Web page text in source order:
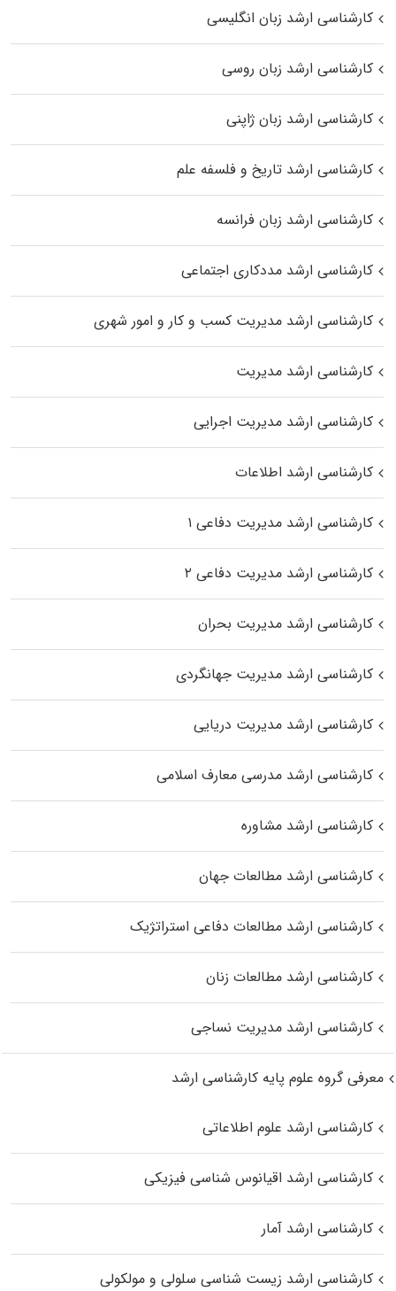
کارشناسی ارشد زبان انگلیسی
کارشناسی ارشد زبان روسی
کارشناسی ارشد زبان ژاپنی
کارشناسی ارشد تاریخ و فلسفه علم
کارشناسی ارشد زبان فرانسه
کارشناسی ارشد مددکاری اجتماعی
کارشناسی ارشد مدیریت کسب و کار و امور شهری
کارشناسی ارشد مدیریت
کارشناسی ارشد مدیریت اجرایی
کارشناسی ارشد اطلاعات
کارشناسی ارشد مدیریت دفاعی ۱
کارشناسی ارشد مدیریت دفاعی ۲
کارشناسی ارشد مدیریت بحران
کارشناسی ارشد مدیریت جهانگردی
کارشناسی ارشد مدیریت دریایی
کارشناسی ارشد مدرسی معارف اسلامی
کارشناسی ارشد مشاوره
کارشناسی ارشد مطالعات جهان
کارشناسی ارشد مطالعات دفاعی استراتژیک
کارشناسی ارشد مطالعات زنان
کارشناسی ارشد مدیریت نساجی
معرفی گروه علوم پایه کارشناسی ارشد
کارشناسی ارشد علوم اطلاعاتی
کارشناسی ارشد اقیانوس‌ شناسی فیزیکی
کارشناسی ارشد آمار
کارشناسی ارشد زیست شناسی سلولی و مولکولی